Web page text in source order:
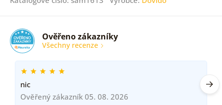
Ověřeno zákazníky
Všechny recenze
nic
Ověřený zákazník 05. 08. 2026